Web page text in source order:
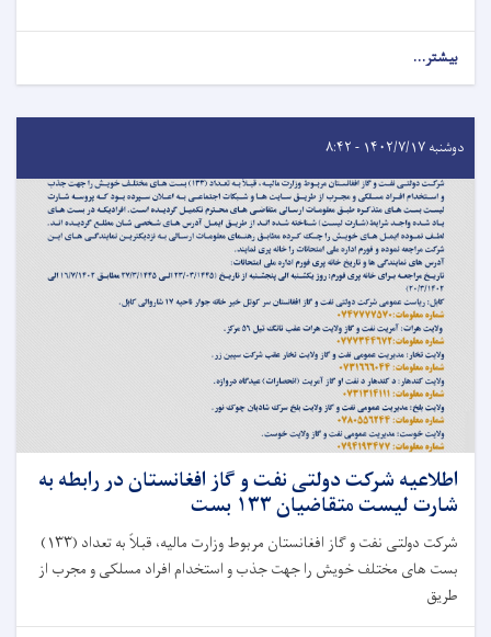
بیشتر...
دوشنبه ۱۴۰۲/۷/۱۷ - ۸:۴۲
اطلاعیه شرکت دولتی نفت و گاز افغانستان در رابطه به
شارت لیست متقاضیان ۱۳۳ بست
شرکت دولتی نفت و گاز افغانستان مربوط وزارت مالیه، قبلاً به تعداد (۱۳۳)
بست های مختلف خویش را جهت جذب و استخدام افراد مسلکی و مجرب از
طریق